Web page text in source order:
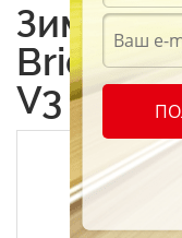
Зимние
V3 275/